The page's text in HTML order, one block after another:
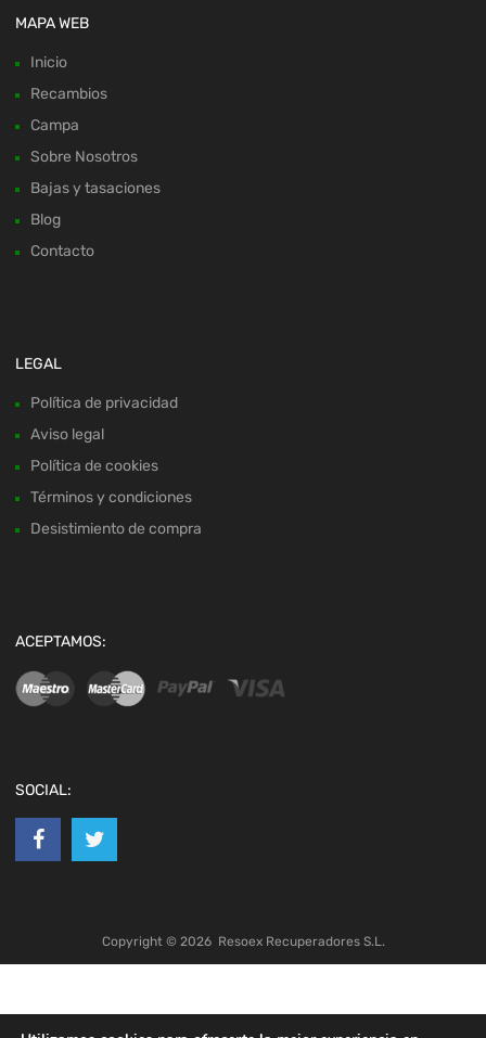
MAPA WEB
Inicio
Recambios
Campa
Sobre Nosotros
Bajas y tasaciones
Blog
Contacto
LEGAL
Política de privacidad
Aviso legal
Política de cookies
Términos y condiciones
Desistimiento de compra
ACEPTAMOS:
SOCIAL:
Copyright © 2026 Resoex Recuperadores S.L.